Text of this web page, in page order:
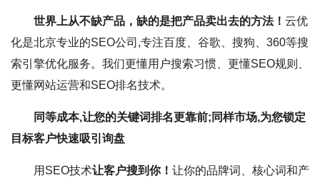
世界上从不缺产品，缺的是把产品卖出去的方法！ 云优
化是北京专业的SEO公司,专注百度、谷歌、搜狗、360等搜
索引擎优化服务。我们更懂用户搜索习惯、更懂SEO规则、
更懂网站运营和SEO排名技术。
同等成本,让您的关键词排名更靠前;同样市场,为您锁定
目标客户快速吸引询盘
用SEO技术让客户搜到你！ 让你的品牌词、核心词和产